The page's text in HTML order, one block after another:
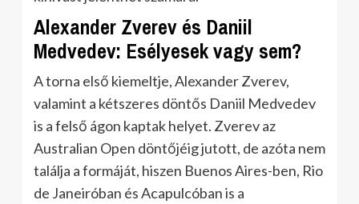
Alexander Zverev és Daniil
Medvedev: Esélyesek vagy sem?
A torna első kiemeltje, Alexander Zverev,
valamint a kétszeres döntős Daniil Medvedev
is a felső ágon kaptak helyet. Zverev az
Australian Open döntőjéig jutott, de azóta nem
találja a formáját, hiszen Buenos Aires-ben, Rio
de Janeiróban és Acapulcóban is a